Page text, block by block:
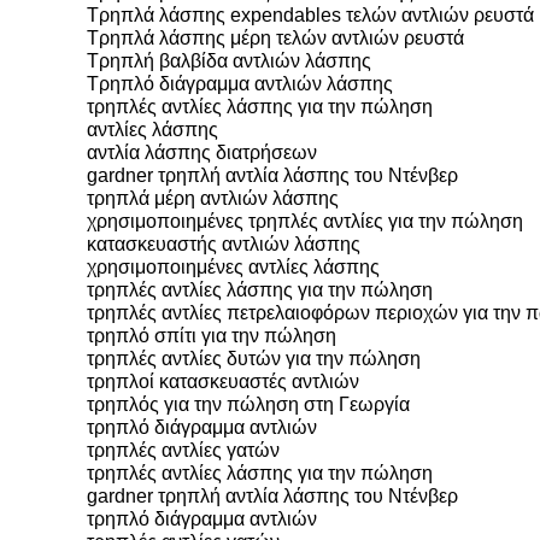
Τρηπλά λάσπης expendables τελών αντλιών ρευστά
Τρηπλά λάσπης μέρη τελών αντλιών ρευστά
Τρηπλή βαλβίδα αντλιών λάσπης
Τρηπλό διάγραμμα αντλιών λάσπης
τρηπλές αντλίες λάσπης για την πώληση
αντλίες λάσπης
αντλία λάσπης διατρήσεων
gardner τρηπλή αντλία λάσπης του Ντένβερ
τρηπλά μέρη αντλιών λάσπης
χρησιμοποιημένες τρηπλές αντλίες για την πώληση
κατασκευαστής αντλιών λάσπης
χρησιμοποιημένες αντλίες λάσπης
τρηπλές αντλίες λάσπης για την πώληση
τρηπλές αντλίες πετρελαιοφόρων περιοχών για την
τρηπλό σπίτι για την πώληση
τρηπλές αντλίες δυτών για την πώληση
τρηπλοί κατασκευαστές αντλιών
τρηπλός για την πώληση στη Γεωργία
τρηπλό διάγραμμα αντλιών
τρηπλές αντλίες γατών
τρηπλές αντλίες λάσπης για την πώληση
gardner τρηπλή αντλία λάσπης του Ντένβερ
τρηπλό διάγραμμα αντλιών